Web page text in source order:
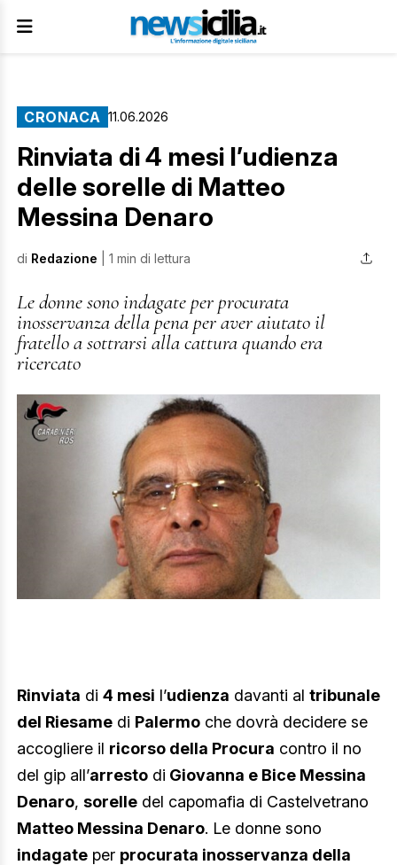
CRONACA 11.06.2026
Rinviata di 4 mesi l’udienza
delle sorelle di Matteo
Messina Denaro
di Redazione | 1 min di lettura
Le donne sono indagate per procurata
inosservanza della pena per aver aiutato il
fratello a sottrarsi alla cattura quando era
ricercato
Rinviata di 4 mesi l’udienza davanti al tribunale
del Riesame di Palermo che dovrà decidere se
accogliere il ricorso della Procura contro il no
del gip all’arresto di Giovanna e Bice Messina
Denaro, sorelle del capomafia di Castelvetrano
Matteo Messina Denaro. Le donne sono
indagate per procurata inosservanza della